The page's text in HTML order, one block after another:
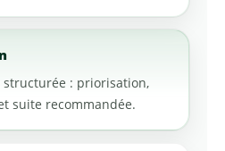
: priorisation,
suite recommandée.